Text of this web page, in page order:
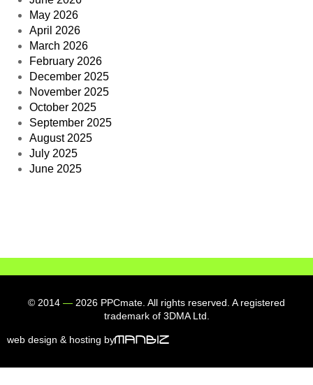
May 2026
April 2026
March 2026
February 2026
December 2025
November 2025
October 2025
September 2025
August 2025
July 2025
June 2025
© 2014 — 2026 PPCmate. All rights reserved. A registered
trademark of 3DMA Ltd.
web design & hosting by